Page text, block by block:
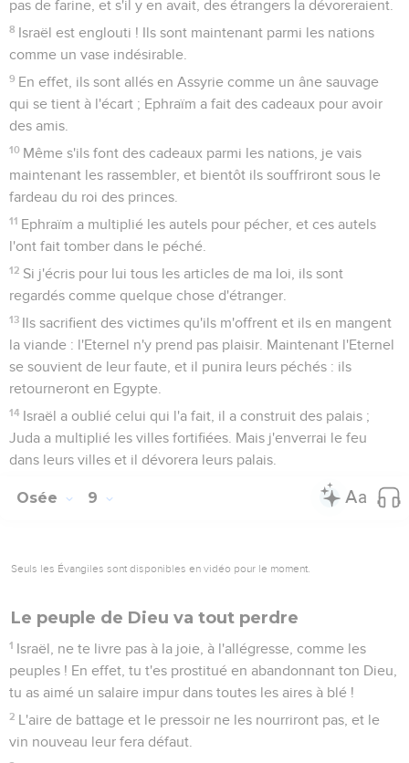
13 Malheur à eux parce qu'ils me fuient ! Ruine sur eux parce
qu'ils me sont infidèles ! Je voudrais les sauver, mais ils
disent des paroles mensongères contre moi.
14
Ils ne crient pas vers moi dans leur cœur, mais ils se
lamentent sur leur lit ; ils se rassemblent pour avoir du blé et
du vin nouveau, et ils s'éloignent de moi.
15 Je les ai corrigés, j'ai fortifié leurs bras, et ils méditent le
mal contre moi.
16 Ce n'est pas au Très-Haut qu'ils retournent ; ils sont pareils
à un arc trompeur. Leurs chefs tomberont par l'épée à cause
de l'insolence de leur propos. C'est ce qui fera d'eux un
objet de moquerie en Egypte.
Osée
Qui sème le vent récoltera la tempête
1 Embouche la trompette ! L'ennemi fond comme un aigle sur
la maison de l'Eternel parce qu'ils ont violé mon alliance et
se sont révoltés contre ma loi.
Ils ont établi des rois sans mon ordre, et des chefs sans se
référer à moi ; ils ont fait des idoles avec leur argent et leur
or, c'est pourquoi ils seront anéantis.
5 L'Eternel a rejeté ton veau, Samarie ! Ma colère s'est
enflammée contre eux. Jusqu'à quand refuseront-ils de se
purifier ?
6 Ce veau vient d'Israël, un ouvrier l'a fabriqué, et il n'est pas